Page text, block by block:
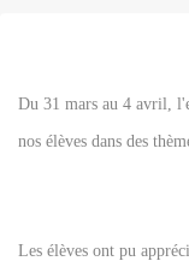
Du 31 mars au 4 avril,
nos élèves dans des
Les élèves ont pu